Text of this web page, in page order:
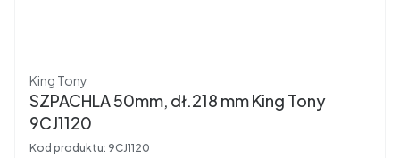
Producent
King Tony
SZPACHLA 50mm, dł.218 mm King Tony
9CJ1120
Kod produktu: 9CJ1120